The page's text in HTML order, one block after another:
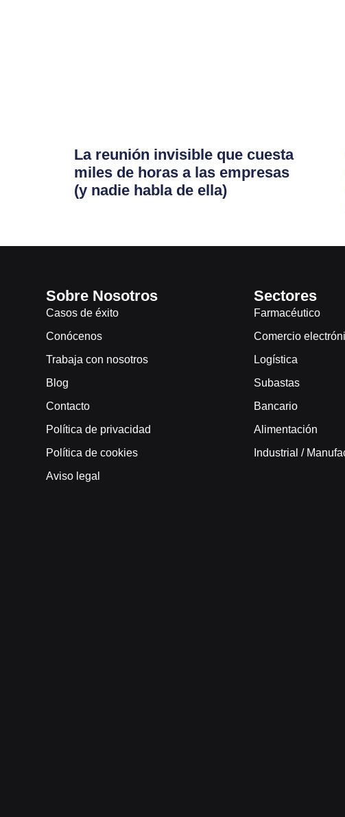
La reunión invisible que cuesta
miles de horas a las empresas
(y nadie habla de ella)
Sobre Nosotros
Casos de éxito
Conócenos
Trabaja con nosotros
Blog
Contacto
Política de privacidad
Política de cookies
Aviso legal
Sectores
Farmacéutico
Comercio
Logística
Subastas
Bancario
Alimentación
Industrial /